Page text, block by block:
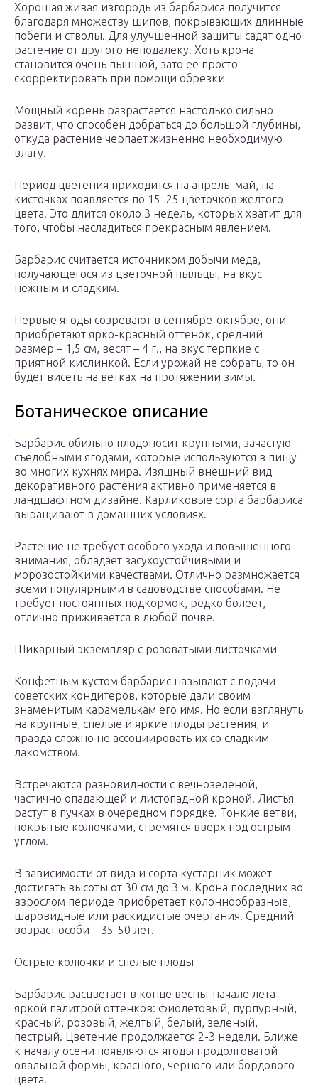
Хорошая живая изгородь из барбариса получится
благодаря множеству шипов, покрывающих длинные
побеги и стволы. Для улучшенной защиты садят одно
растение от другого неподалеку. Хоть крона
становится очень пышной, зато ее просто
скорректировать при помощи обрезки
Мощный корень разрастается настолько сильно
развит, что способен добраться до большой глубины,
откуда растение черпает жизненно необходимую
влагу.
Период цветения приходится на апрель–май, на
кисточках появляется по 15–25 цветочков желтого
цвета. Это длится около 3 недель, которых хватит для
того, чтобы насладиться прекрасным явлением.
Барбарис считается источником добычи меда,
получающегося из цветочной пыльцы, на вкус
нежным и сладким.
Первые ягоды созревают в сентябре-октябре, они
приобретают ярко-красный оттенок, средний
размер – 1,5 см, весят – 4 г., на вкус терпкие с
приятной кислинкой. Если урожай не собрать, то он
будет висеть на ветках на протяжении зимы.
Ботаническое описание
Барбарис обильно плодоносит крупными, зачастую
съедобными ягодами, которые используются в пищу
во многих кухнях мира. Изящный внешний вид
декоративного растения активно применяется в
ландшафтном дизайне. Карликовые сорта барбариса
выращивают в домашних условиях.
Растение не требует особого ухода и повышенного
внимания, обладает засухоустойчивыми и
морозостойкими качествами. Отлично размножается
всеми популярными в садоводстве способами. Не
требует постоянных подкормок, редко болеет,
отлично приживается в любой почве.
Шикарный экземпляр с розоватыми листочками
Конфетным кустом барбарис называют с подачи
советских кондитеров, которые дали своим
знаменитым карамелькам его имя. Но если взглянуть
на крупные, спелые и яркие плоды растения, и
правда сложно не ассоциировать их со сладким
лакомством.
Встречаются разновидности с вечнозеленой,
частично опадающей и листопадной кроной. Листья
растут в пучках в очередном порядке. Тонкие ветви,
покрытые колючками, стремятся вверх под острым
углом.
В зависимости от вида и сорта кустарник может
достигать высоты от 30 см до 3 м. Крона последних во
взрослом периоде приобретает колоннообразные,
шаровидные или раскидистые очертания. Средний
возраст особи – 35-50 лет.
Острые колючки и спелые плоды
Барбарис расцветает в конце весны-начале лета
яркой палитрой оттенков: фиолетовый, пурпурный,
красный, розовый, желтый, белый, зеленый,
пестрый. Цветение продолжается 2-3 недели. Ближе
к началу осени появляются ягоды продолговатой
овальной формы, красного, черного или бордового
цвета.